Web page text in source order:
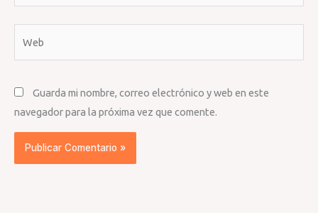
Guarda mi nombre, correo electrónico y web en este
navegador para la próxima vez que comente.